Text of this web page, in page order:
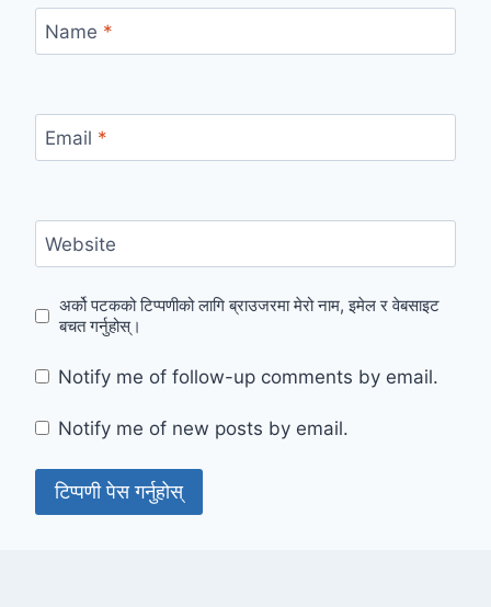
Name *
Email *
Website
अर्को पटकको टिप्पणीको लागि ब्राउजरमा मेरो नाम, इमेल र वेबसाइट
बचत गर्नुहोस्।
Notify me of follow-up comments by email.
Notify me of new posts by email.